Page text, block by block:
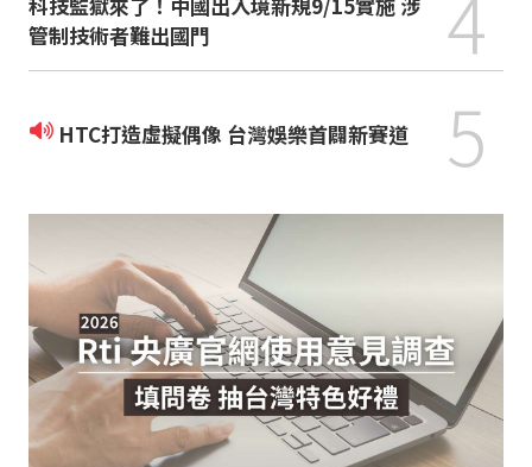
管制技術者難出國門
HTC打造虛擬偶像 台灣娛樂首闢新賽道 5